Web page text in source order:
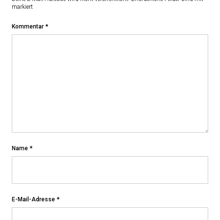
markiert
Kommentar *
Name *
E-Mail-Adresse *